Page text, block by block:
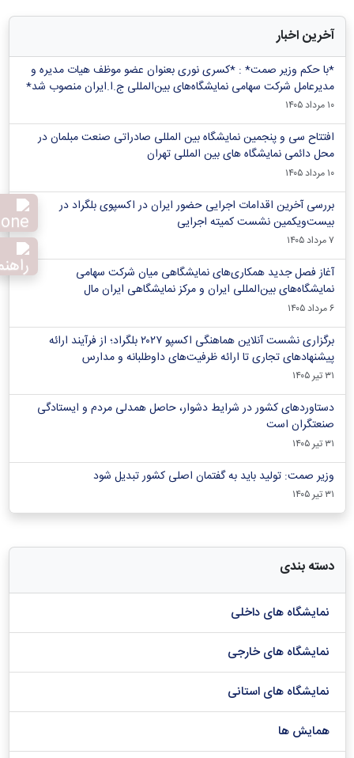
آخرین اخبار
*با حکم وزیر صمت* : *کسری نوری بعنوان عضو موظف هیات مدیره و
مدیرعامل شرکت سهامی نمایشگاه‌های بین‌المللی ج.ا.ایران منصوب شد*
۱۰ مرداد ۱۴۰۵
افتتاح سی و پنجمین نمایشگاه بین المللی صادراتی صنعت مبلمان در
محل دائمی نمایشگاه های بین المللی تهران
۱۰ مرداد ۱۴۰۵
بررسی آخرین اقدامات اجرایی حضور ایران در اکسپوی بلگراد در
بیست‌ویکمین نشست کمیته اجرایی
۷ مرداد ۱۴۰۵
آغاز فصل جدید همکاری‌های نمایشگاهی میان شرکت سهامی
نمایشگاه‌های بین‌المللی ایران و مرکز نمایشگاهی ایران‌ مال
۶ مرداد ۱۴۰۵
برگزاری نشست آنلاین هماهنگی اکسپو ۲۰۲۷ بلگراد؛ از فرآیند ارائه
پیشنهادهای تجاری تا ارائه ظرفیت‌های داوطلبانه و مدارس
۳۱ تیر ۱۴۰۵
دستاوردهای کشور در شرایط دشوار، حاصل همدلی مردم و ایستادگی
صنعتگران است
۳۱ تیر ۱۴۰۵
وزیر صمت: تولید باید به گفتمان اصلی کشور تبدیل شود
۳۱ تیر ۱۴۰۵
دسته بندی
نمایشگاه های داخلی
نمایشگاه های خارجی
نمایشگاه های استانی
همایش ها